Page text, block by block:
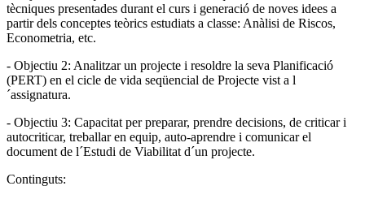
tècniques presentades durant el curs i generació de noves idees a
partir dels conceptes teòrics estudiats a classe: Anàlisi de Riscos,
Econometria, etc.
- Objectiu 2: Analitzar un projecte i resoldre la seva Planificació
(PERT) en el cicle de vida seqüencial de Projecte vist a l
´assignatura.
- Objectiu 3: Capacitat per preparar, prendre decisions, de criticar i
autocriticar, treballar en equip, auto-aprendre i comunicar el
document de l´Estudi de Viabilitat d´un projecte.
Continguts: